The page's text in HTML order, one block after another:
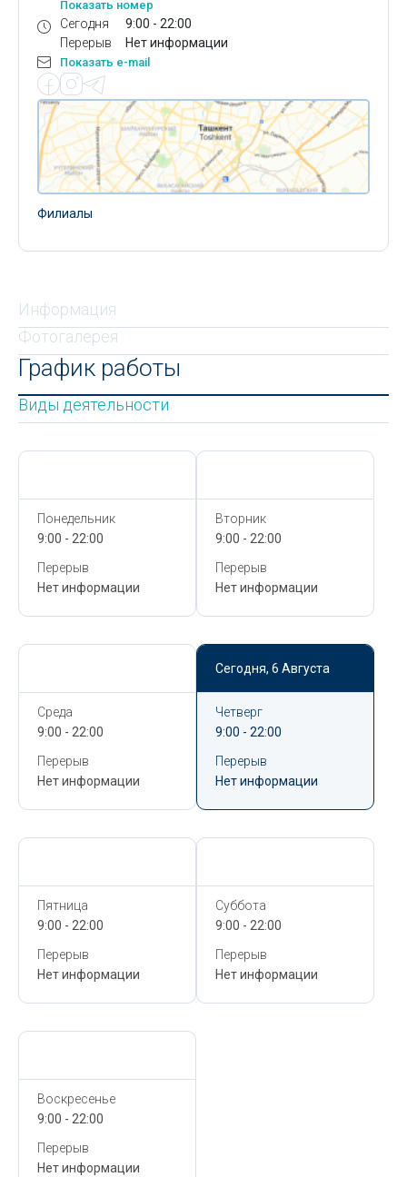
Показать номер
Сегодня
Перерыв
9:00 - 22:00
Нет информации
Показать e-mail
Филиалы
Информация
Фотогалерея
График работы
Виды деятельности
Понедельник
9:00 - 22:00
Перерыв
Нет информации
Вторник
9:00 - 22:00
Перерыв
Нет информации
Среда
9:00 - 22:00
Перерыв
Нет информации
Сегодня, 6 Августа
Четверг
9:00 - 22:00
Перерыв
Нет информации
Пятница
9:00 - 22:00
Перерыв
Нет информации
Суббота
9:00 - 22:00
Перерыв
Нет информации
Воскресенье
9:00 - 22:00
Перерыв
Нет информации